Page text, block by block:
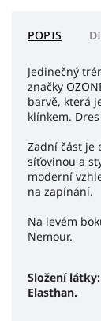
POPIS
Jedinečný
značky
barvě, která
klínkem.
Zadní část je
síťovinou a
moderní
na zapínání.
Na levém
Nemour.
Složení látky:
Elasthan.